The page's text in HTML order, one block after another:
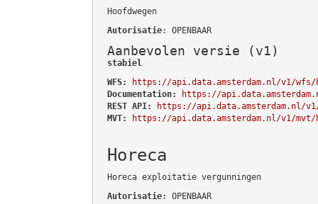
Hoofdwegen
Autorisatie: OPENBAAR
Aanbevolen versie (v1)
stabiel
WFS:
https://api.data.amsterdam.nl/v1/wfs/
Documentation:
https://
REST API:
https://api.data.amsterdam.nl/
MVT:
https://api.data.amsterdam.nl/v1/mvt/
Horeca
Horeca exploitatie vergunningen
Autorisatie: OPENBAAR